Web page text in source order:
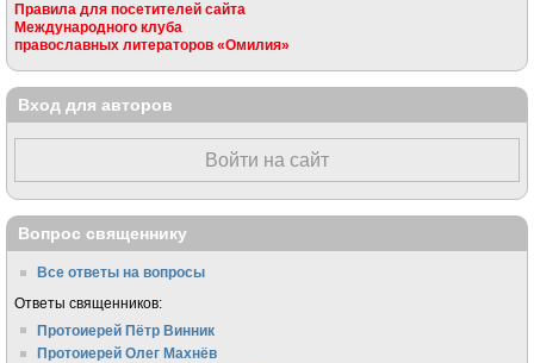
Правила для посетителей сайта
Международного клуба
православных литераторов «Омилия»
Вход для авторов
Войти на сайт
Вопрос священнику
Все ответы на вопросы
Ответы священников:
Протоиерей Пётр Винник
Протоиерей Олег Махнёв